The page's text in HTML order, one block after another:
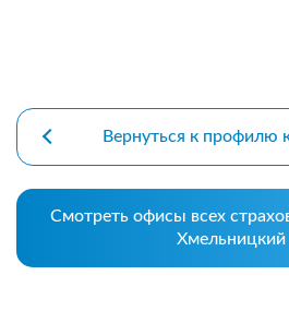
Вернуться к профилю
Смотреть офисы всех
Хмельницкий